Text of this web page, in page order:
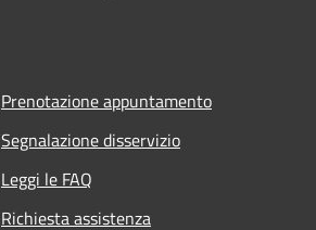
Prenotazione appuntamento
Segnalazione disservizio
Leggi le FAQ
Richiesta assistenza